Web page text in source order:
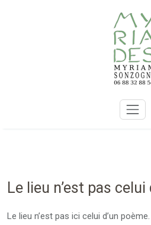
Le lieu n’est pas celui
Le lieu n’est pas ici celui d’un